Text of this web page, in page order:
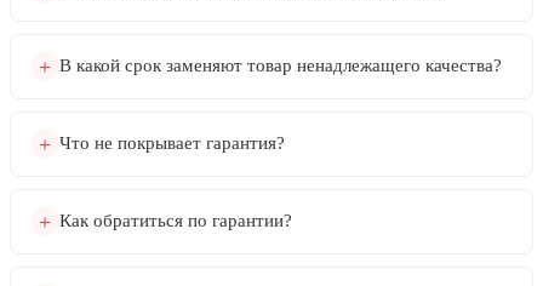
В какой срок заменяют товар ненадлежащего качества?
Что не покрывает гарантия?
Как обратиться по гарантии?